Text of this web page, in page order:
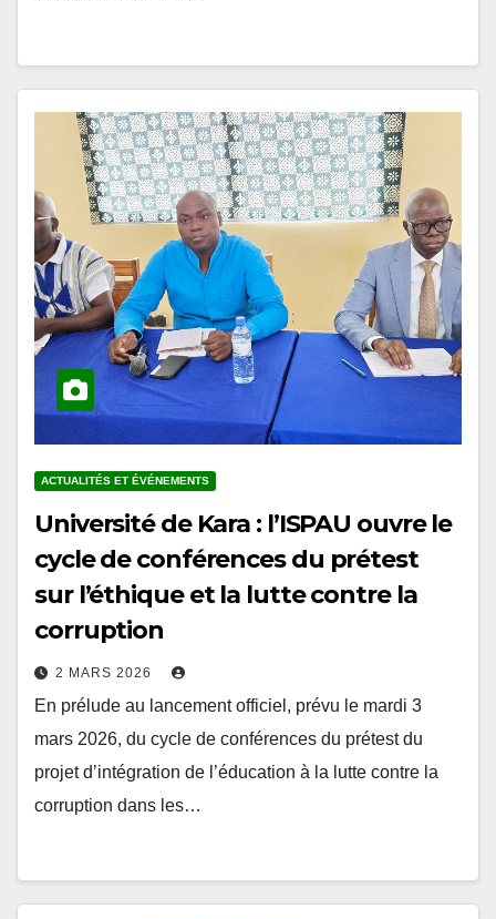
ACTUALITÉS ET ÉVÉNEMENTS
Université de Kara : l’ISPAU ouvre le
cycle de conférences du prétest
sur l’éthique et la lutte contre la
corruption
2 MARS 2026
En prélude au lancement officiel, prévu le mardi 3
mars 2026, du cycle de conférences du prétest du
projet d’intégration de l’éducation à la lutte contre la
corruption dans les…